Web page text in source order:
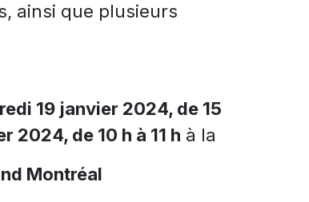
ainsi que plusieurs
19 janvier 2024, de 15
2024, de 10 h à 11 h à la
Montréal